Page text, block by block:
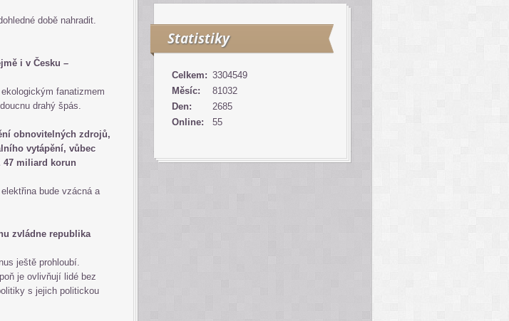
době nahradit.
i v Česku –
fanatizmem
drahý špás.
obnovitelných zdrojů,
vytápění, vůbec
47 miliard korun
bude vzácná a
zvládne republika
ještě prohloubí.
je ovlivňují lidé bez
s jejich politickou
Statistiky
Online: 55
Celkem: 3304549
Měsíc:
81032
Den:
2685